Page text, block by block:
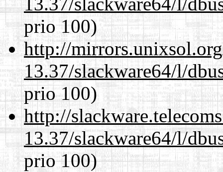
prio 100)
http://
13.37/slackware64/l/
prio 100)
http://
13.37/slackware64/l/
prio 100)